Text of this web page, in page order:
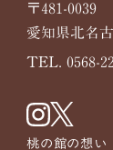
〒481-0039
愛知県北名
TEL. 0568-
桃の館の想い